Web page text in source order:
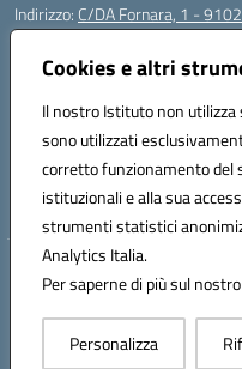
Cookies e altri
Il nostro Istituto non
sono utilizzati
corretto funzionamento del
istituzionali e alla sua
strumenti statistici
Analytics Italia.
Per saperne di più sul
Personalizza
Indirizzo: C/DA Fornara, 1 -
Centralino:
Posta elettronica certificata
Codice fiscale: 82006360810
Codice meccanografico:
Codice Indice delle Pubbliche
Codice unico di fatturazione
Hosting &
Concept &